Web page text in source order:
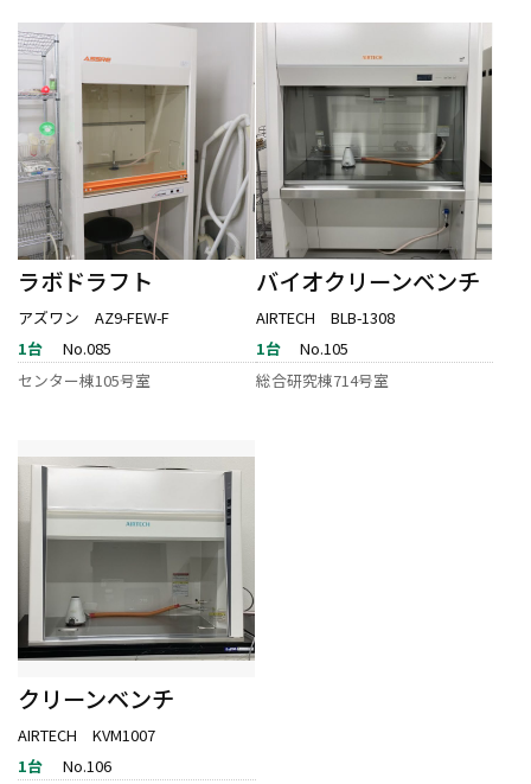
ラボドラフト
アズワン AZ9-FEW-F
1台
No.085
センター棟105号室
バイオクリーンベンチ
AIRTECH BLB-1308
1台
No.105
総合研究棟714号室
クリーンベンチ
AIRTECH KVM1007
1台
No.106